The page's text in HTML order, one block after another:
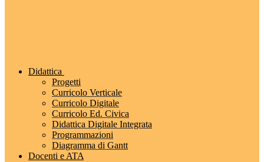
Didattica
Progetti
Curricolo Verticale
Curricolo Digitale
Curricolo Ed. Civica
Didattica Digitale Integrata
Programmazioni
Diagramma di Gantt
Docenti e ATA